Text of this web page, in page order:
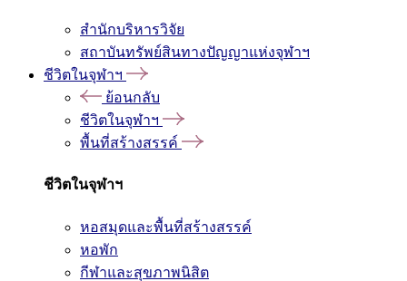
สำนักบริหารวิจัย
สถาบันทรัพย์สินทางปัญญาแห่งจุฬาฯ
ชีวิตในจุฬาฯ
ย้อนกลับ
ชีวิตในจุฬาฯ
พื้นที่สร้างสรรค์
ชีวิตในจุฬาฯ
หอสมุดและพื้นที่สร้างสรรค์
หอพัก
กีฬาและสุขภาพนิสิต